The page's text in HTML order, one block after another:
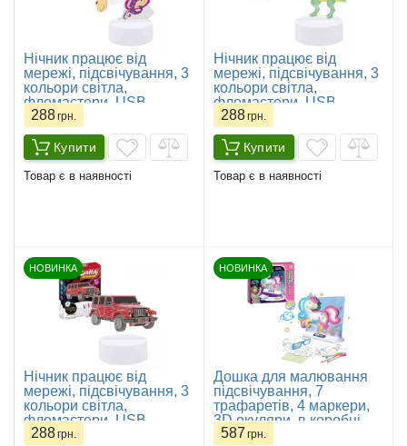
Нічник працює від
мережі, підсвічування, 3
кольори світла,
фломастери, USB
кабель, в коробці
288грн.
Купити
Товар є в наявності
Нічник працює від
мережі, підсвічування, 3
кольори світла,
фломастери, USB
кабель, в коробці
288грн.
Купити
Товар є в наявності
НОВИНКА
Нічник працює від
мережі, підсвічування, 3
кольори світла,
фломастери, USB
кабель, в коробці
288грн.
НОВИНКА
Дошка для малювання
підсвічування, 7
трафаретів, 4 маркери,
3D окуляри, в коробці
587 грн.